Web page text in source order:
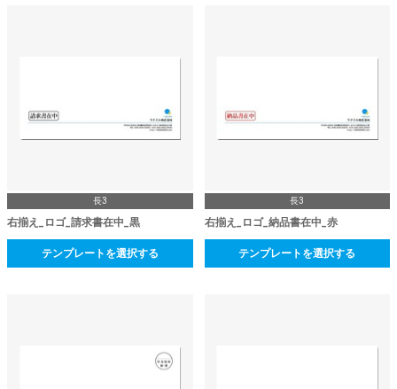
長3
右揃え_ロゴ_請求書在中_黒
テンプレートを選択する
長3
右揃え_ロゴ_納品書在中_赤
テンプレートを選択する